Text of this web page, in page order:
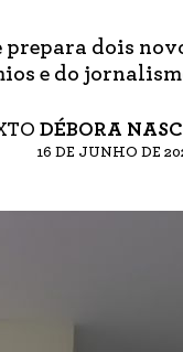
dois
e do
DÉBORA
16 DE JUNHO DE